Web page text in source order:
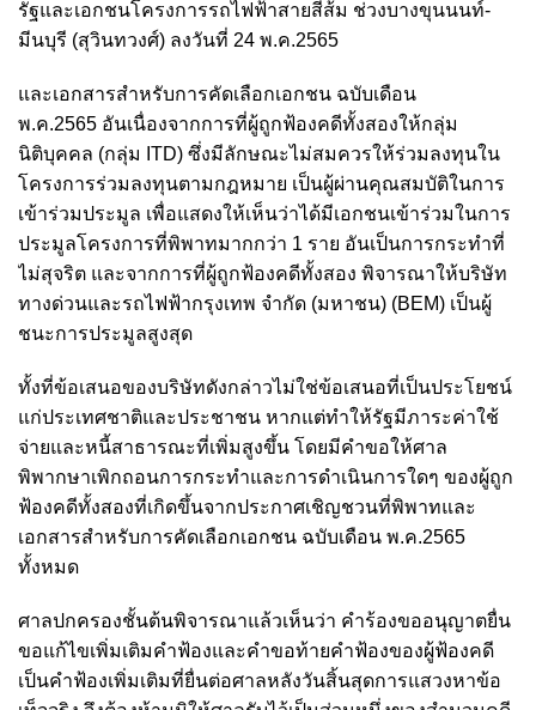
รัฐและเอกชนโครงการรถไฟฟ้าสายสีส้ม ช่วงบางขุนนนท์-
มีนบุรี (สุวินทวงศ์) ลงวันที่ 24 พ.ค.2565
และเอกสารสำหรับการคัดเลือกเอกชน ฉบับเดือน
พ.ค.2565 อันเนื่องจากการที่ผู้ถูกฟ้องคดีทั้งสองให้กลุ่ม
นิติบุคคล (กลุ่ม ITD) ซึ่งมีลักษณะไม่สมควรให้ร่วมลงทุนใน
โครงการร่วมลงทุนตามกฎหมาย เป็นผู้ผ่านคุณสมบัติในการ
เข้าร่วมประมูล เพื่อแสดงให้เห็นว่าได้มีเอกชนเข้าร่วมในการ
ประมูลโครงการที่พิพาทมากกว่า 1 ราย อันเป็นการกระทำที่
ไม่สุจริต และจากการที่ผู้ถูกฟ้องคดีทั้งสอง พิจารณาให้บริษัท
ทางด่วนและรถไฟฟ้ากรุงเทพ จำกัด (มหาชน) (BEM) เป็นผู้
ชนะการประมูลสูงสุด
ทั้งที่ข้อเสนอของบริษัทดังกล่าวไม่ใช่ข้อเสนอที่เป็นประโยชน์
แก่ประเทศชาติและประชาชน หากแต่ทำให้รัฐมีภาระค่าใช้
จ่ายและหนี้สาธารณะที่เพิ่มสูงขึ้น โดยมีคำขอให้ศาล
พิพากษาเพิกถอนการกระทำและการดำเนินการใดๆ ของผู้ถูก
ฟ้องคดีทั้งสองที่เกิดขึ้นจากประกาศเชิญชวนที่พิพาทและ
เอกสารสำหรับการคัดเลือกเอกชน ฉบับเดือน พ.ค.2565
ทั้งหมด
ศาลปกครองชั้นต้นพิจารณาแล้วเห็นว่า คำร้องขออนุญาตยื่น
ขอแก้ไขเพิ่มเติมคำฟ้องและคำขอท้ายคำฟ้องของผู้ฟ้องคดี
เป็นคำฟ้องเพิ่มเติมที่ยื่นต่อศาลหลังวันสิ้นสุดการแสวงหาข้อ